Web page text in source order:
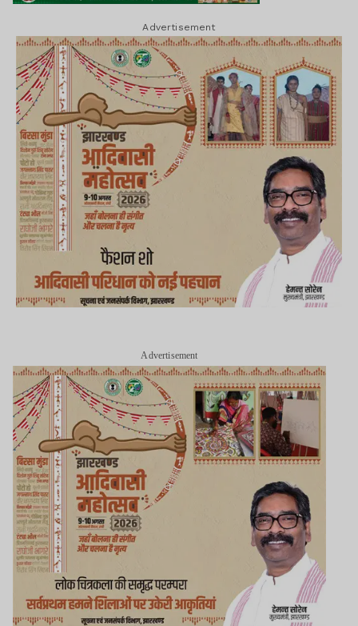
Advertisement
Advertisement